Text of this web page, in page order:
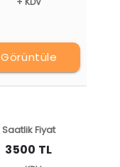
Görüntüle
Saatlik Fiyat
3500 TL